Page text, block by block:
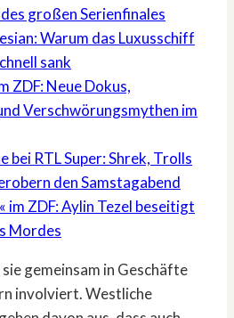
großen Serienfinales
Warum das Luxusschiff
sank
ZDF: Neue Dokus,
Verschwörungsmythen im
bei RTL Super: Shrek, Trolls
den Samstagabend
im ZDF: Aylin Tezel beseitigt
Mordes
gemeinsam in Geschäfte
involviert. Westliche